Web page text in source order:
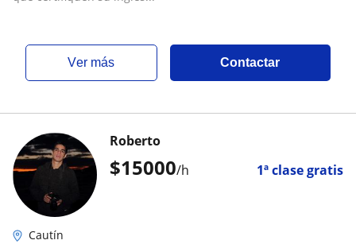
ver más Contactar
$15000/h 1ª clase gratis
Roberto
Cautín